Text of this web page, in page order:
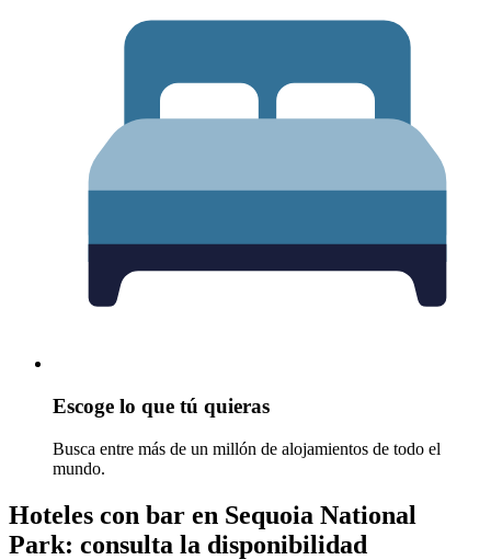
Escoge lo que tú quieras
Busca entre más de un millón de alojamientos de todo el
mundo.
Hoteles con bar en Sequoia National
Park: consulta la disponibilidad